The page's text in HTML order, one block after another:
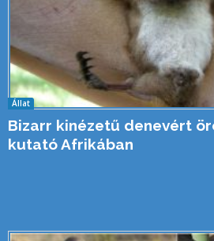
Állat
Bizarr kinézetű denevért
kutató Afrikában